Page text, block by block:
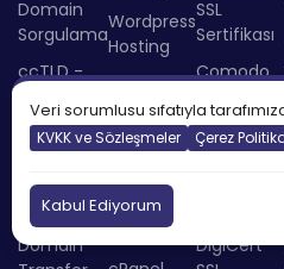
Domain
Sorgulama
ccTLD -
Domain
TLD -
Domain
Uzantıları
Domain
Wordpress
Hosting
Ucuz
Hosting
Yönetilen
Ücretsiz
Hosting
SSL
Sertifikası
Comodo
Sertifikası
GeoTrust
DigiCert
Veri sorumlusu sıfatıyla
KVKK ve Sözleşmeler Çerez
Kabul Ediyorum